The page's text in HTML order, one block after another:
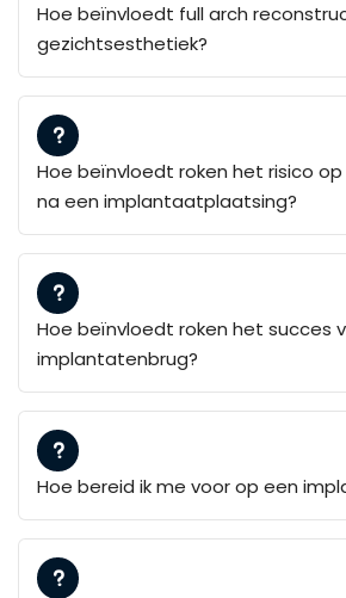
Hoe beïnvloedt full arch
gezichtsesthetiek?
Hoe beïnvloedt roken het risico
na een implantaatplaatsing?
Hoe beïnvloedt roken het succes
implantatenbrug?
Hoe bereid ik me voor op een